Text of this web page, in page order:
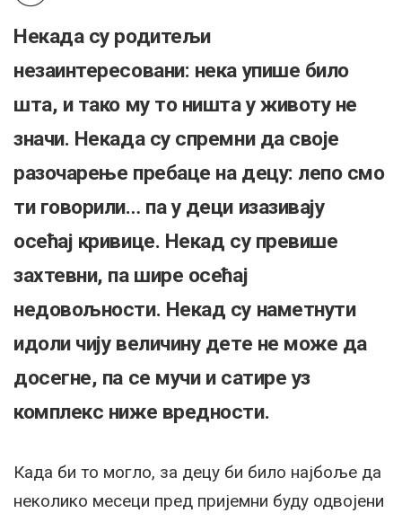
Некада су родитељи
незаинтересовани: нека упише било
шта, и тако му то ништа у животу не
значи. Некада су спремни да своје
разочарење пребаце на децу: лепо смо
ти говорили… па у деци изазивају
осећај кривице. Некад су превише
захтевни, па шире осећај
недовољности. Некад су наметнути
идоли чију величину дете не може да
досегне, па се мучи и сатире уз
комплекс ниже вредности.
Када би то могло, за децу би било најбоље да
неколико месеци пред пријемни буду одвојени